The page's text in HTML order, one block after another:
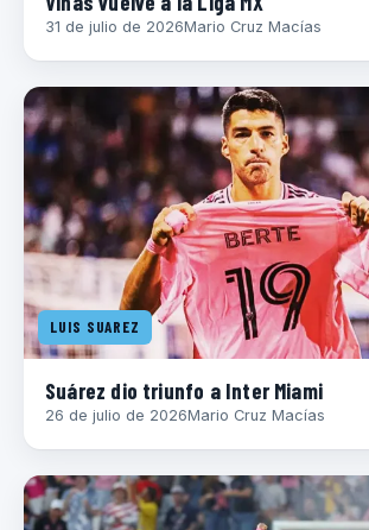
31 de julio de 2026Mario Cruz Macías
LUIS SUAREZ
Suárez dio triunfo a Inter Miami
26 de julio de 2026Mario Cruz Macías